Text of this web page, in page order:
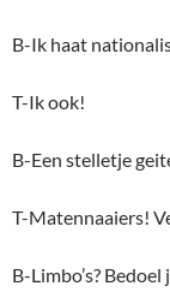
B-Ik haat
T-Ik ook!
B-Een stelletje
T-Matennaaiers!
B-Limbo’s? Bedoel